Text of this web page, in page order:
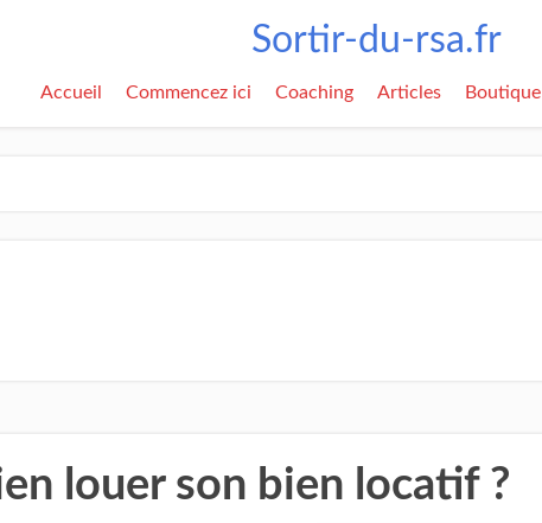
Sortir-du-rsa.fr
Accueil Commencez ici Coaching Articles Boutique
louer son bien locatif ?